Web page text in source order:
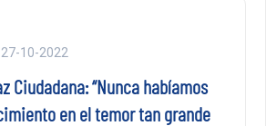
27-10-2022
Ciudadana: “Nunca habíamos
en el temor tan grande